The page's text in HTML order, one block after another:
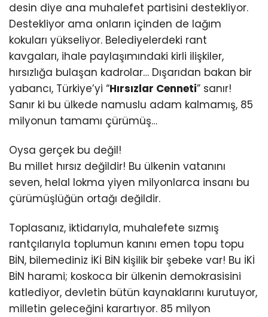
desin diye ana muhalefet partisini destekliyor.
Destekliyor ama onların içinden de lağım
kokuları yükseliyor. Belediyelerdeki rant
kavgaları, ihale paylaşımındaki kirli ilişkiler,
hırsızlığa bulaşan kadrolar… Dışarıdan bakan bir
yabancı, Türkiye’yi “Hırsızlar Cenneti” sanır!
Sanır ki bu ülkede namuslu adam kalmamış, 85
milyonun tamamı çürümüş…
Oysa gerçek bu değil!
Bu millet hırsız değildir! Bu ülkenin vatanını
seven, helal lokma yiyen milyonlarca insanı bu
çürümüşlüğün ortağı değildir.
Toplasanız, iktidarıyla, muhalefete sızmış
rantçılarıyla toplumun kanını emen topu topu
BİN, bilemediniz İKİ BİN kişilik bir şebeke var! Bu İKİ
BİN harami; koskoca bir ülkenin demokrasisini
katlediyor, devletin bütün kaynaklarını kurutuyor,
milletin geleceğini karartıyor. 85 milyon